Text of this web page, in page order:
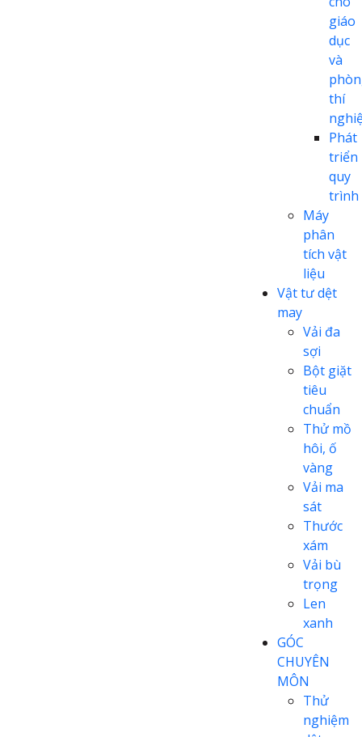
giáo
dục
và
thí
Phát
triển
quy
trình
Máy
phân
tích vật
liệu
Vật tư dệt
may
Vải đa
sợi
Bột giặt
tiêu
chuẩn
Thử mồ
hôi, ố
vàng
Vải ma
sát
Thước
xám
Vải bù
trọng
Len
xanh
GÓC
CHUYÊN
MÔN
Thử
nghiệm